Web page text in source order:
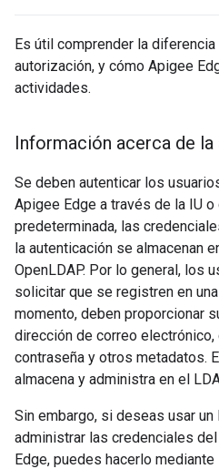
Es útil comprender la
autorización, y cómo Apigee
actividades.
Información acerca de
Se deben autenticar los
Apigee Edge a través de la IU
predeterminada, las
la autenticación se almacenan
OpenLDAP. Por lo general, los
solicitar que se registren en
momento, deben proporcionar
dirección de correo
contraseña y otros metadatos.
almacena y administra en el
Sin embargo, si deseas usar un
administrar las credenciales
Edge, puedes hacerlo